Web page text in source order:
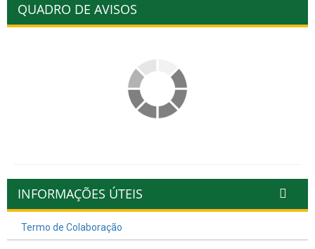
QUADRO DE AVISOS
INFORMAÇÕES ÚTEIS
Termo de Colaboração